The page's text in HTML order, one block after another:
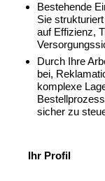
Bestehende
Sie
auf Effizienz,
Durch Ihre
bei,
komplexe
sicher zu
Ihr Profil